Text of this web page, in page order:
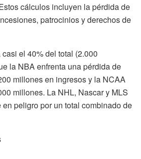
cálculos incluyen la pérdida de
patrocinios y derechos de
el 40% del total (2.000
la NBA enfrenta una pérdida de
millones en ingresos y la NCAA
millones. La NHL, Nascar y MLS
peligro por un total combinado de